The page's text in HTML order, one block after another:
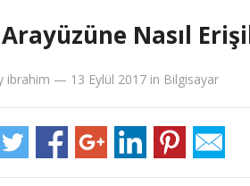
Nasıl
ibrahim — 13 Eylül 2017 in Bilgisayar